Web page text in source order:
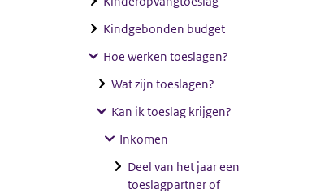
Kindgebonden budget
Hoe werken toeslagen?
Wat zijn toeslagen?
Kan ik toeslag krijgen?
Inkomen
Deel van het jaar een
toeslagpartner of